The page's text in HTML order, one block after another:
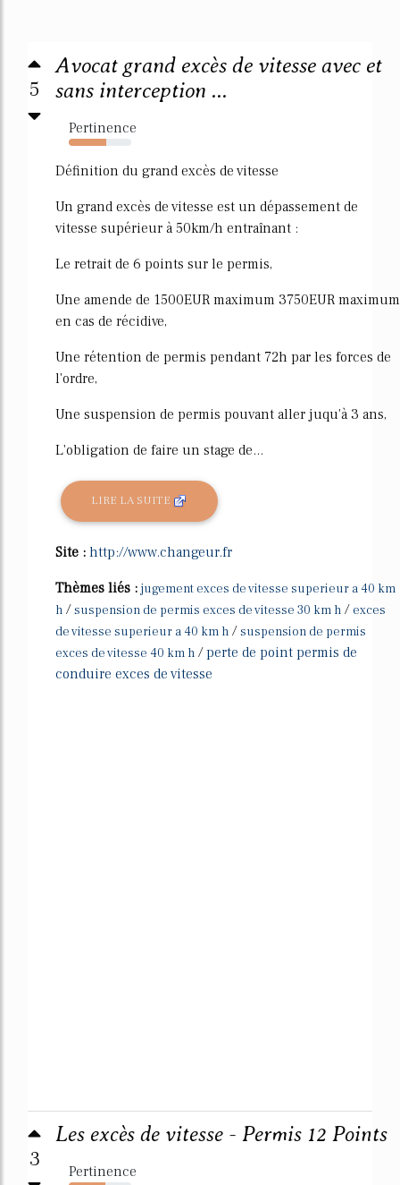
5
Avocat grand excès de vitesse avec et
sans interception ...
Pertinence
60%
Définition du grand excès de vitesse
Un grand excès de vitesse est un dépassement de
vitesse supérieur à 50km/h entraînant :
Le retrait de 6 points sur le permis,
Une amende de 1500EUR maximum 3750EUR maximum
en cas de récidive,
Une rétention de permis pendant 72h par les forces de
l'ordre,
Une suspension de permis pouvant aller juqu'à 3 ans,
L'obligation de faire un stage de...
LIRE LA SUITE
Site : http://www.changeur.fr
Thèmes liés : jugement exces de vitesse superieur a 40 km
h /suspension de permis exces de vitesse 30 km h / exces
de vitesse superieur a 40 km h /suspension de permis
exces de vitesse 40 km h /perte de point permis de
conduire exces de vitesse
3
Les excès de vitesse - Permis 12 Points
Pertinence